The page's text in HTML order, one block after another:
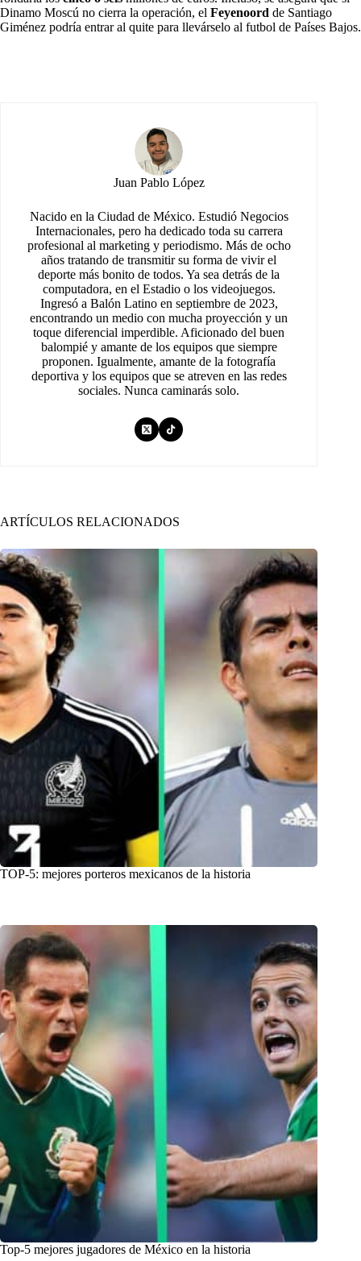
Dinamo Moscú no cierra la operación, el Feyenoord de Santiago
Giménez podría entrar al quite para llevárselo al futbol de Países Bajos.
Juan Pablo López
Nacido en la Ciudad de México. Estudió Negocios
Internacionales, pero ha dedicado toda su carrera
profesional al marketing y periodismo. Más de ocho
años tratando de transmitir su forma de vivir el
deporte más bonito de todos. Ya sea detrás de la
computadora, en el Estadio o los videojuegos.
Ingresó a Balón Latino en septiembre de 2023,
encontrando un medio con mucha proyección y un
toque diferencial imperdible. Aficionado del buen
balompié y amante de los equipos que siempre
proponen. Igualmente, amante de la fotografía
deportiva y los equipos que se atreven en las redes
sociales. Nunca caminarás solo.
ARTÍCULOS RELACIONADOS
TOP-5: mejores porteros mexicanos de la historia
Top-5 mejores jugadores de México en la historia